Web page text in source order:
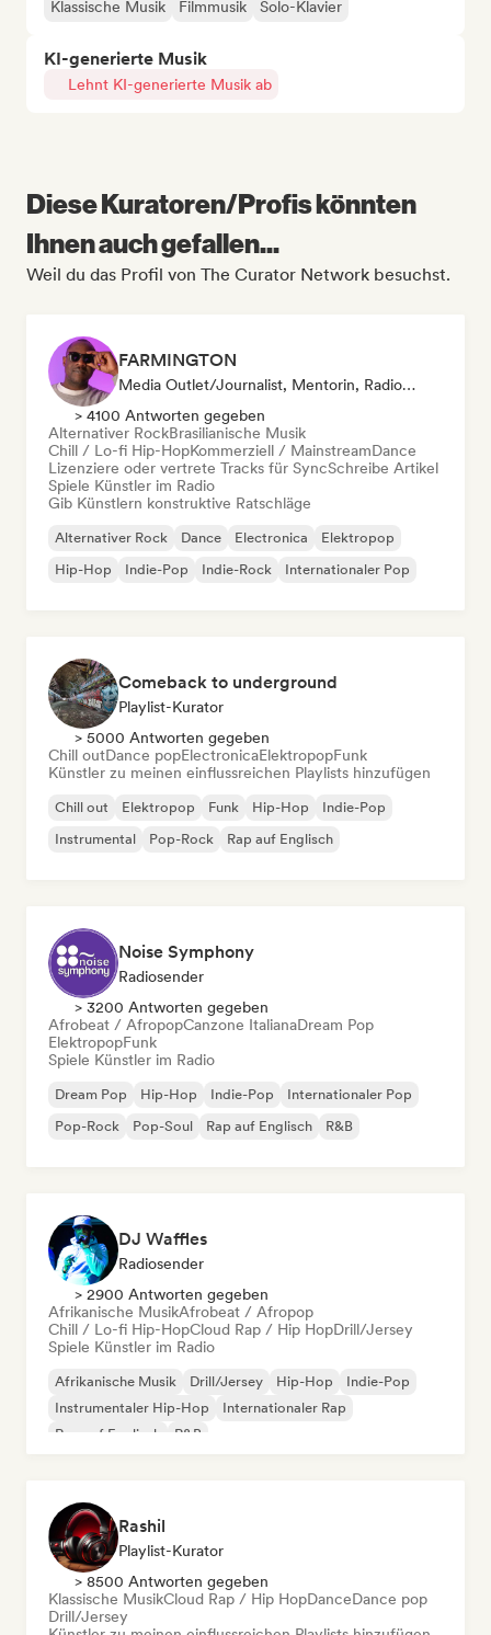
Klassische Musik Filmmusik Solo-Klavier
KI-generierte Musik
Lehnt KI-generierte Musik ab
Diese Kuratoren/Profis könnten
Ihnen auch gefallen...
Weil du das Profil von The Curator Network besuchst.
FARMINGTON
Media Outlet/Journalist, Mentorin, Radiosender, Sync Supervisor
> 4100 Antworten gegeben
Alternativer RockBrasilianische Musik
Chill / Lo-fi Hip-HopKommerziell / MainstreamDance
Lizenziere oder vertrete Tracks für SyncSchreibe Artikel
Spiele Künstler im Radio
Gib Künstlern konstruktive Ratschläge
Alternativer Rock Dance Electronica
Elektropop
Hip-Hop
Indie-Pop Indie-Rock Internationaler Pop
Comeback to underground
Playlist-Kurator
> 5000 Antworten gegeben
Chill outDance popElectronicaElektropopFunk
Künstler zu meinen einflussreichen Playlists hinzufügen
Chill out Elektropop Funk Hip-Hop
Indie-Pop
Instrumental
Pop-Rock Rap auf Englisch
Noise Symphony
Radiosender
> 3200 Antworten gegeben
Afrobeat / AfropopCanzone ItalianaDream Pop
ElektropopFunk
Spiele Künstler im Radio
Dream Pop Hip-Hop Indie-Pop
Internationaler Pop
Pop-Rock
Pop-Soul Rap auf Englisch R&B
DJ Waffles
Radiosender
> 2900 Antworten gegeben
Afrikanische MusikAfrobeat / Afropop
Chill / Lo-fi Hip-HopCloud Rap / Hip HopDrill/Jersey
Spiele Künstler im Radio
Afrikanische Musik Drill/Jersey Hip-Hop
Indie-Pop
Instrumentaler Hip-Hop
Internationaler Rap
Rap auf Englisch
R&B
Rashil
Playlist-Kurator
> 8500 Antworten gegeben
Klassische MusikCloud Rap / Hip HopDanceDance pop
Drill/Jersey